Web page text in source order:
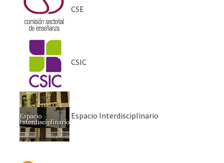
CSE
CSIC
Espacio Interdisciplinario